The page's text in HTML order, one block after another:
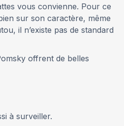
vous convienne. Pour ce
sur son caractère, même
il n’existe pas de standard
offrent de belles
à surveiller.